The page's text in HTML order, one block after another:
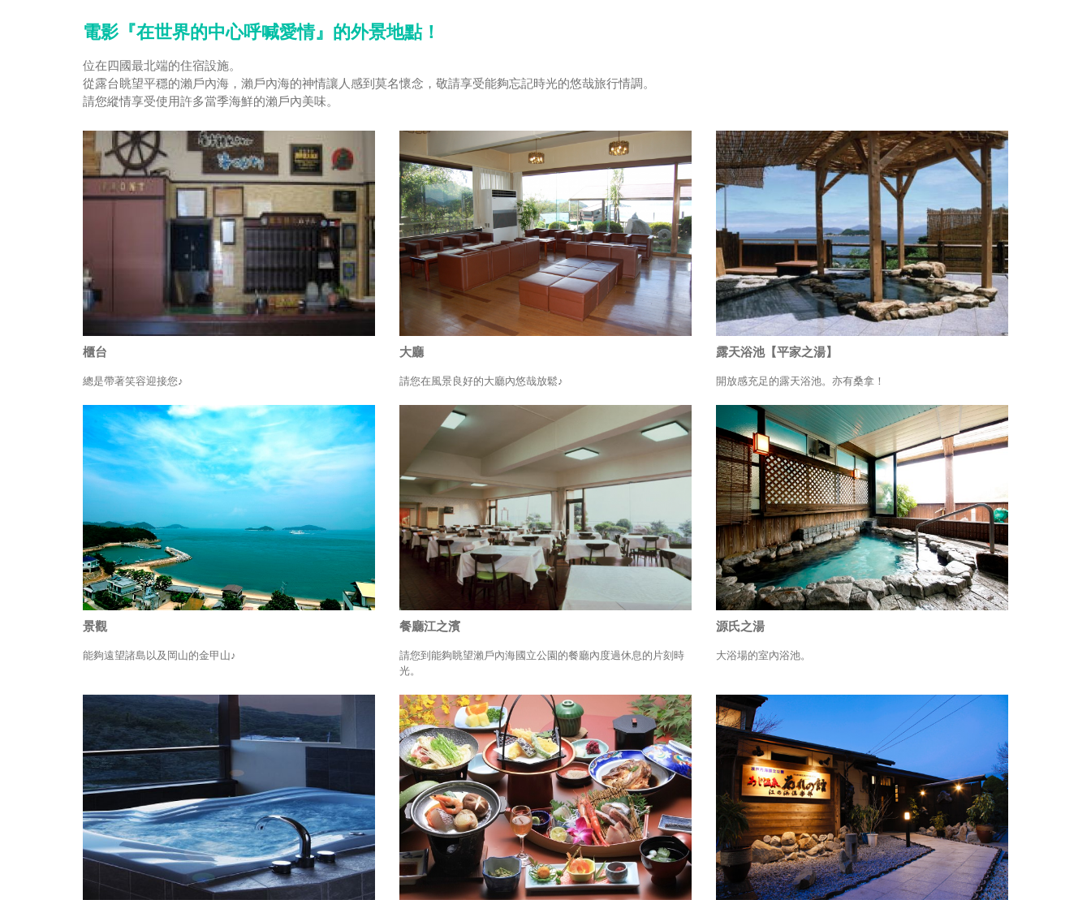
電影『在世界的中心呼喊愛情』的外景地點！
位在四國最北端的住宿設施。
從露台眺望平穩的瀨戶內海，瀨戶內海的神情讓人感到莫名懷念，敬請享受能夠忘記時光的悠哉旅行情調。
請您縱情享受使用許多當季海鮮的瀨戶內美味。
櫃台
總是帶著笑容迎接您♪
大廳
請您在風景良好的大廳內悠哉放鬆♪
露天浴池【平家之湯】
開放感充足的露天浴池。亦有桑拿！
景觀
能夠遠望諸島以及岡山的金甲山♪
餐廳江之濱
請您到能夠眺望瀨戶內海國立公園的餐廳內度過休息的片刻時
光。
源氏之湯
大浴場的室內浴池。